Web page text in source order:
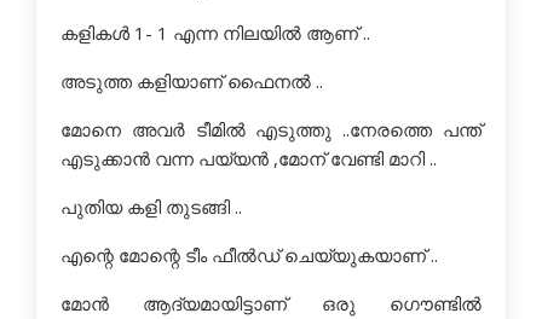
കളികള്‍ 1- 1 എന്ന നിലയില്‍ ആണ് ..
അടുത്ത കളിയാണ് ഫൈനല്‍ ..
മോനെ അവര്‍ ടീമില്‍ എടുത്തു ..നേരത്തെ പന്ത്
എടുക്കാന്‍ വന്ന പയ്യന്‍ ,മോന് വേണ്ടി മാറി ..
പുതിയ കളി തുടങ്ങി ..
എന്റെ മോന്റെ ടീം ഫീല്‍ഡ് ചെയ്യുകയാണ് ..
മോന്‍ ആദ്യമായിട്ടാണ് ഒരു ഗൌണ്ടില്‍